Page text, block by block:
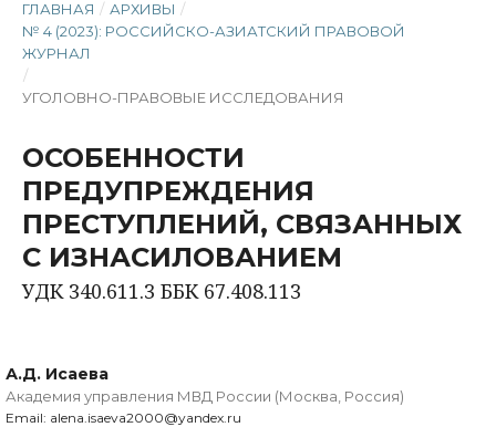
ГЛАВНАЯ / АРХИВЫ /
№ 4 (2023): РОССИЙСКО-АЗИАТСКИЙ ПРАВОВОЙ
ЖУРНАЛ
/
УГОЛОВНО-ПРАВОВЫЕ ИССЛЕДОВАНИЯ
ОСОБЕННОСТИ
ПРЕДУПРЕЖДЕНИЯ
ПРЕСТУПЛЕНИЙ, СВЯЗАННЫХ
С ИЗНАСИЛОВАНИЕМ
УДК 340.611.3 ББК 67.408.113
А.Д. Исаева
Академия управления МВД России (Москва, Россия)
Email: alena.isaeva2000@yandex.ru